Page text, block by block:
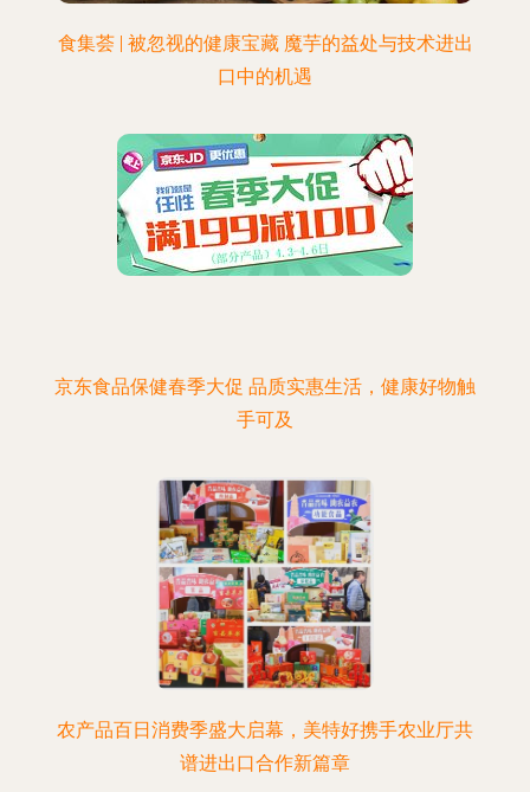
食集荟 | 被忽视的健康宝藏 魔芋的益处与技术进出
口中的机遇
京东食品保健春季大促 品质实惠生活，健康好物触
手可及
农产品百日消费季盛大启幕，美特好携手农业厅共
谱进出口合作新篇章